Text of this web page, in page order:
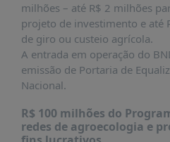
milhões – até R$ 2 milhões
projeto de investimento e até
de giro ou custeio agrícola.
A entrada em operação do
emissão de Portaria de
Nacional.
R$ 100 milhões do
redes de agroecologia e